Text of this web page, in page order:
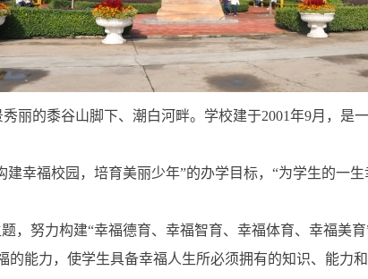
丽的黍谷山脚下、潮白河畔。学校建于2001年9月，是
建幸福校园，培育美丽少年”的办学目标，“为学生的一
，努力构建“幸福德育、幸福智育、幸福体育、幸福美
的能力，使学生具备幸福人生所必须拥有的知识、能力